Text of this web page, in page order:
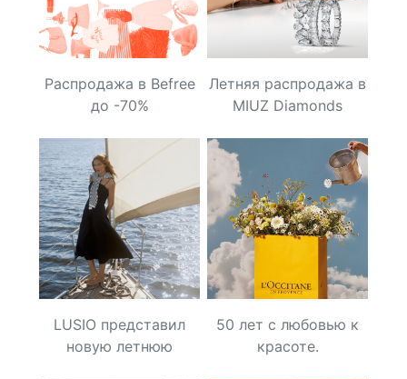
Распродажа в Befree
до -70%
Летняя распродажа в
MIUZ Diamonds
LUSIO представил
новую летнюю
50 лет с любовью к
красоте.